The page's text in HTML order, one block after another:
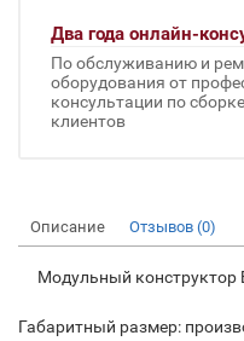
Два года онлайн-
По обслуживанию и
оборудования от
консультации по
клиентов
Описание Отзывов (0)
Модульный конструктор
Габаритный размер: